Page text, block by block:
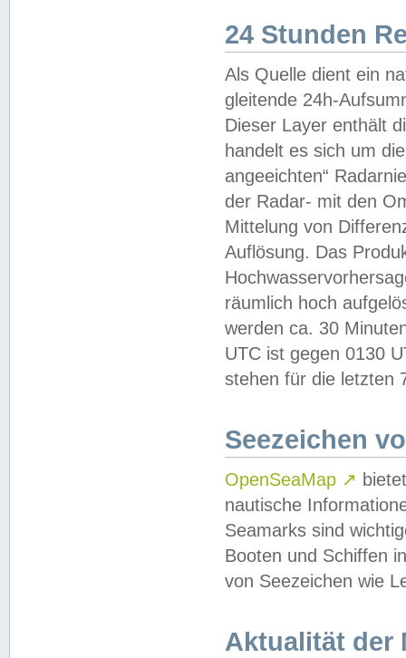
24 Stunden
Als Quelle dient ein
gleitende 24h-
Dieser Layer enthält
handelt es sich um
angeeichten“
der Radar- mit den
Mittelung von
Auflösung. Das
räumlich hoch
werden ca. 30
UTC ist gegen 0130
stehen für die letzten
Seezeichen
OpenSeaMap ↗
nautische
Seamarks sind
Booten und Schiffen
von Seezeichen wie
Aktualität der